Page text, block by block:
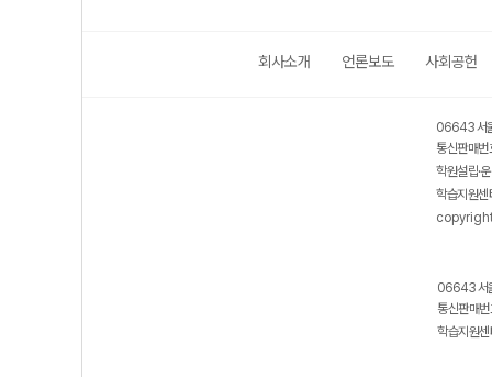
회사소개 언론보도 사회공헌
06643 서
통신판매
학원설립·
학습지원
06643 서
통신판매
학습지원